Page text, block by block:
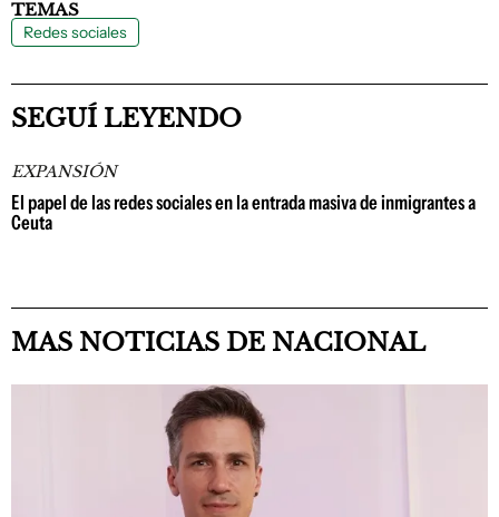
TEMAS
Redes sociales
SEGUÍ LEYENDO
EXPANSIÓN
El papel de las redes sociales en la entrada masiva de inmigrantes a
Ceuta
MAS NOTICIAS DE NACIONAL